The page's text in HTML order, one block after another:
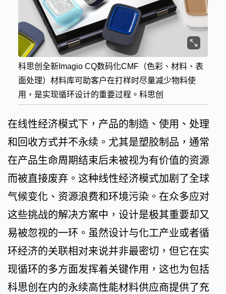
科思创全新Imagio CQ数码化CMF（色彩、材料、表
面处理）材料库可助客户在打样时尽量减少物料使
用，是实现循环设计的重要过程。科思创
在线性经济模式下，产品的制造、使用、处理
和回收方式并不永续。尤其是塑胶制品，通常
在产品生命周期结束后未被视为有价值的资源
而被直接废弃。这种线性经济模式加剧了全球
气候变化、资源浪费和环境污染。在众多应对
这些挑战的解决方案中，设计是极其重要却又
易被忽视的一环。虽然设计与化工产业或者循
环经济的关联相对来说并非最密切，但它在实
现循环的多方面发挥着关键作用，这也为包括
科思创在内的永续高性能材料供应商提供了充